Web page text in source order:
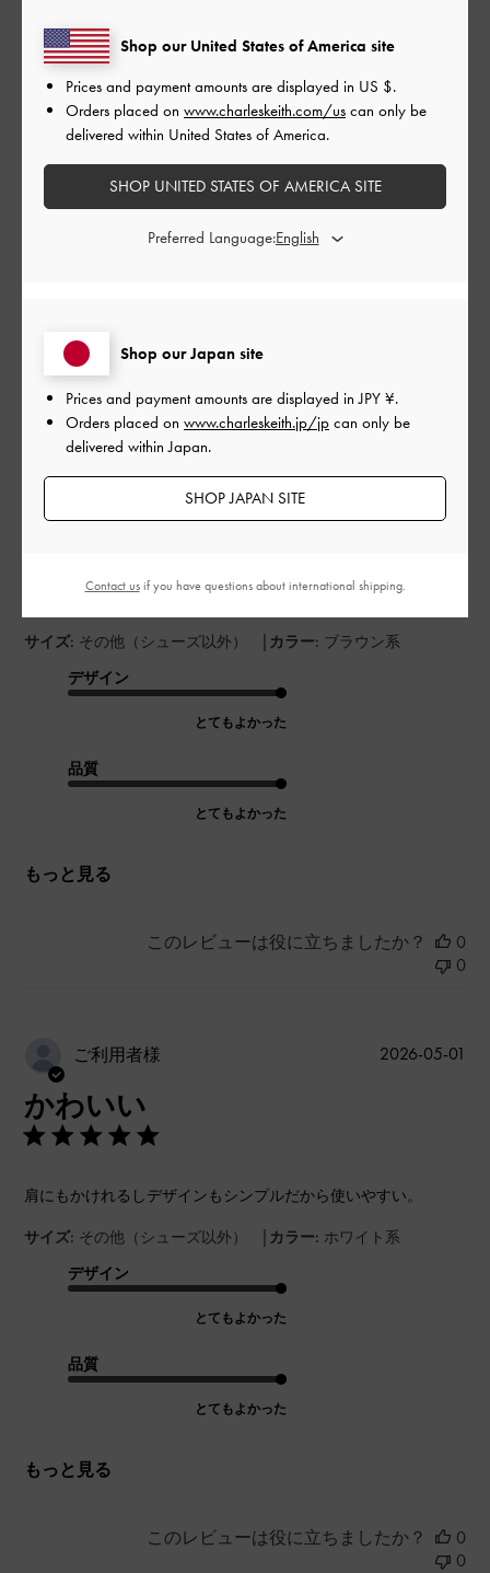
デザイン
とてもよかった
品質
とてもよかった
ご利用者様
皮が柔らかくて色もいいし、満
足でした
皮が柔らかくて色もいいし、満足でした
サイズ: その他（シューズ以外） | カラー: ブラウン系
デザイン
とてもよかった
品質
とてもよかった
もっと見る
2026-05-01
このレビューは役に立ちましたか？
0
0
ご利用者様
かわいい
肩にもかけれるしデザインもシンプルだから使いやすい。
サイズ: その他（シューズ以外） | カラー: ホワイト系
デザイン
とてもよかった
品質
とてもよかった
もっと見る
2026-05-01
このレビューは役に立ちましたか？
0
0
Shop our Japan site
Prices and payment amounts are displayed inJPY ¥.
Orders placed on www.charleskeith.jp/jp can only be
delivered within Japan.
SHOP JAPAN SITE
Shop our United States of America site
Prices and payment amounts are displayed in US $.
Orders placed on www.charleskeith.com/us can only be
delivered within United States of America.
SHOP UNITED STATES OF AMERICA SITE
Preferred Language:
Contact usif you have questions about international shipping.